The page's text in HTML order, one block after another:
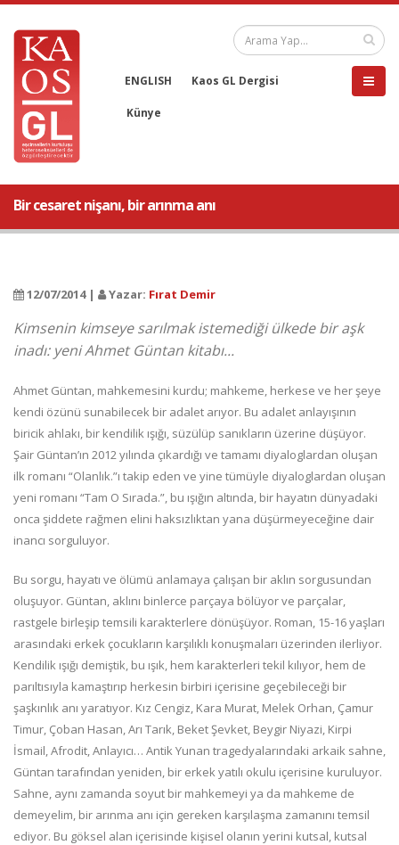
ENGLISH Kaos GL Dergisi
Künye
Bir cesaret nişanı, bir arınma anı
12/07/2014 | Yazar: Fırat Demir
Kimsenin kimseye sarılmak istemediği ülkede bir aşk
inadı: yeni Ahmet Güntan kitabı...
Ahmet Güntan, mahkemesini kurdu; mahkeme, herkese ve her şeye
kendi özünü sunabilecek bir adalet arıyor. Bu adalet anlayışının
biricik ahlakı, bir kendilik ışığı, süzülüp sanıkların üzerine düşüyor.
Şair Güntan’ın 2012 yılında çıkardığı ve tamamı diyaloglardan oluşan
ilk romanı “Olanlık.”ı takip eden ve yine tümüyle diyaloglardan oluşan
yeni romanı “Tam O Sırada.”, bu ışığın altında, bir hayatın dünyadaki
onca şiddete rağmen elini haksızlıktan yana düşürmeyeceğine dair
inancı sorguluyor.
Bu sorgu, hayatı ve ölümü anlamaya çalışan bir aklın sorgusundan
oluşuyor. Güntan, aklını binlerce parçaya bölüyor ve parçalar,
rastgele birleşip temsili karakterlere dönüşüyor. Roman, 15-16 yaşları
arasındaki erkek çocukların karşılıklı konuşmaları üzerinden ilerliyor.
Kendilik ışığı demiştik, bu ışık, hem karakterleri tekil kılıyor, hem de
parıltısıyla kamaştırıp herkesin birbiri içerisine geçebileceği bir
şaşkınlık anı yaratıyor. Kız Cengiz, Kara Murat, Melek Orhan, Çamur
Timur, Çoban Hasan, Arı Tarık, Beket Şevket, Beygir Niyazi, Kirpi
İsmail, Afrodit, Anlayıcı… Antik Yunan tragedyalarındaki arkaik sahne,
Güntan tarafından yeniden, bir erkek yatılı okulu içerisine kuruluyor.
Sahne, aynı zamanda soyut bir mahkemeyi ya da mahkeme de
demeyelim, bir arınma anı için gereken karşılaşma zamanını temsil
ediyor. Bu göksel alan içerisinde kişisel olanın yerini kutsal, kutsal